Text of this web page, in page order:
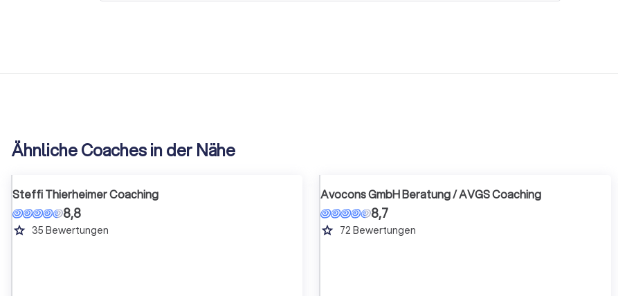
Ähnliche Coaches in der Nähe
Steffi Thierheimer Coaching
8,8
grade 35 Bewertungen
Avocons GmbH Beratung / AVGS Coaching
8,7
grade 72 Bewertungen